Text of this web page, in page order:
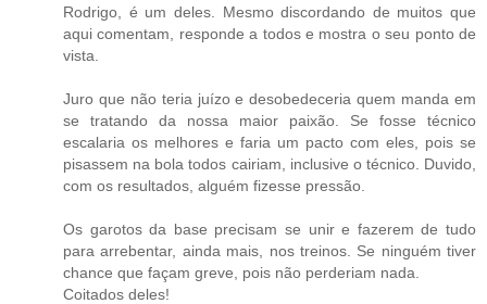
Rodrigo, é um deles. Mesmo discordando de muitos que
aqui comentam, responde a todos e mostra o seu ponto de
vista.
Juro que não teria juízo e desobedeceria quem manda em
se tratando da nossa maior paixão. Se fosse técnico
escalaria os melhores e faria um pacto com eles, pois se
pisassem na bola todos cairiam, inclusive o técnico. Duvido,
com os resultados, alguém fizesse pressão.
Os garotos da base precisam se unir e fazerem de tudo
para arrebentar, ainda mais, nos treinos. Se ninguém tiver
chance que façam greve, pois não perderiam nada.
Coitados deles!